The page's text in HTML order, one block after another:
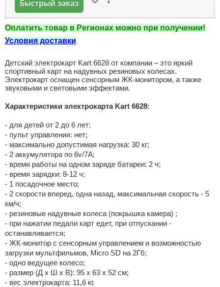
Быстрый заказ
Оплатить товар в Регионах можно при получении!
Условия доставки
Детский электрокарт Kart 6628 от компании – это яркий
спортивный карт на надувных резиновых колесах.
Электрокарт оснащен сенсорным ЖК-монитором, а также
звуковыми и световыми эффектами.
Характеристики электрокарта Kart 6628:
- для детей от 2 до 6 лет;
- пульт управления: нет;
- максимально допустимая нагрузка: 30 кг;
- 2 аккумулятора по 6v/7А;
- время работы на одном заряде батареи: 2 ч;
- время зарядки: 8-12 ч;
- 1 посадочное место;
- 2 скорости вперед, одна назад, максимальная скорость - 5
км/ч;
- резиновые надувные колеса (покрышка камера) ;
- при нажатии педали карт едет, при отпускании -
останавливается;
- ЖК-монитор с сенсорным управлением и возможностью
загрузки мультфильмов, Micro SD на 2Гб;
- одно ведущее колесо;
- размер (Д х Ш х В): 95 х 63 х 52 см;
- вес электрокарта: 11,6 кг.